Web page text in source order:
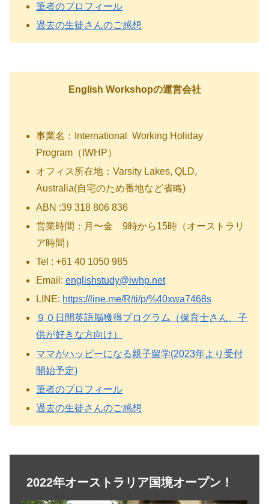
筆者のプロフィール
過去の生徒さんのご感想
English Workshopの運営会社
事業名：International Working Holiday
Program（IWHP）
オフィス所在地：Varsity Lakes, QLD,
Australia(自宅のため番地など省略)
ABN :39 318 806 836
営業時間：月〜金 9時から15時（オーストラリ
ア時間）
Tel : +61 40 1050 985
Email:englishstudy@iwhp.net
LINE: https://line.me/R/ti/p/%40xwa7468s
９０日間英語脳獲得プログラム（保育士さん、子
供が好きな方向け）
ママがハッピーになる親子留学(2023年より受付
開始予定)
筆者のプロフィール
過去の生徒さんのご感想
2022年オーストラリア国境オープン！